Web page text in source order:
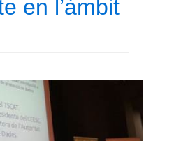
en l’àmbit